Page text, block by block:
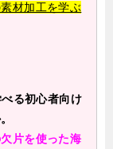
材加工を学ぶ
る初心者向け
片を使った海